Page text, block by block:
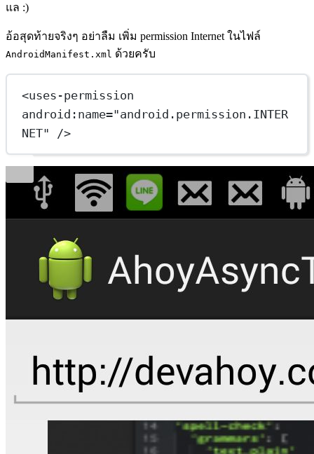
แล :)
อ้อสุดท้ายจริงๆ อย่าลืม เพิ่ม permission Internet ในไฟล์
AndroidManifest.xml ด้วยครับ
<uses-permission
android:name="android.permission.INTER
NET" />